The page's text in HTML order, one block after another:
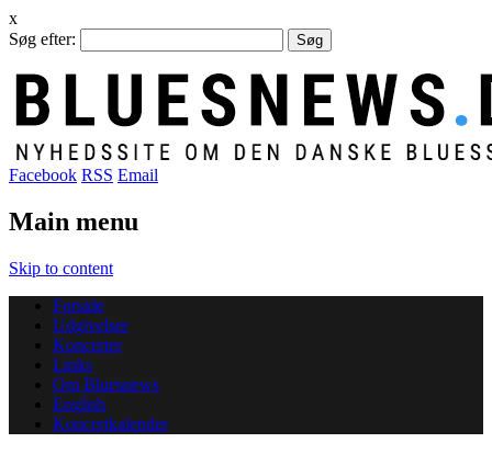
x
Søg efter:
Facebook RSS Email
Main menu
Skip to content
Forside
Udgivelser
Koncerter
Links
Om Bluesnews
English
Koncertkalender